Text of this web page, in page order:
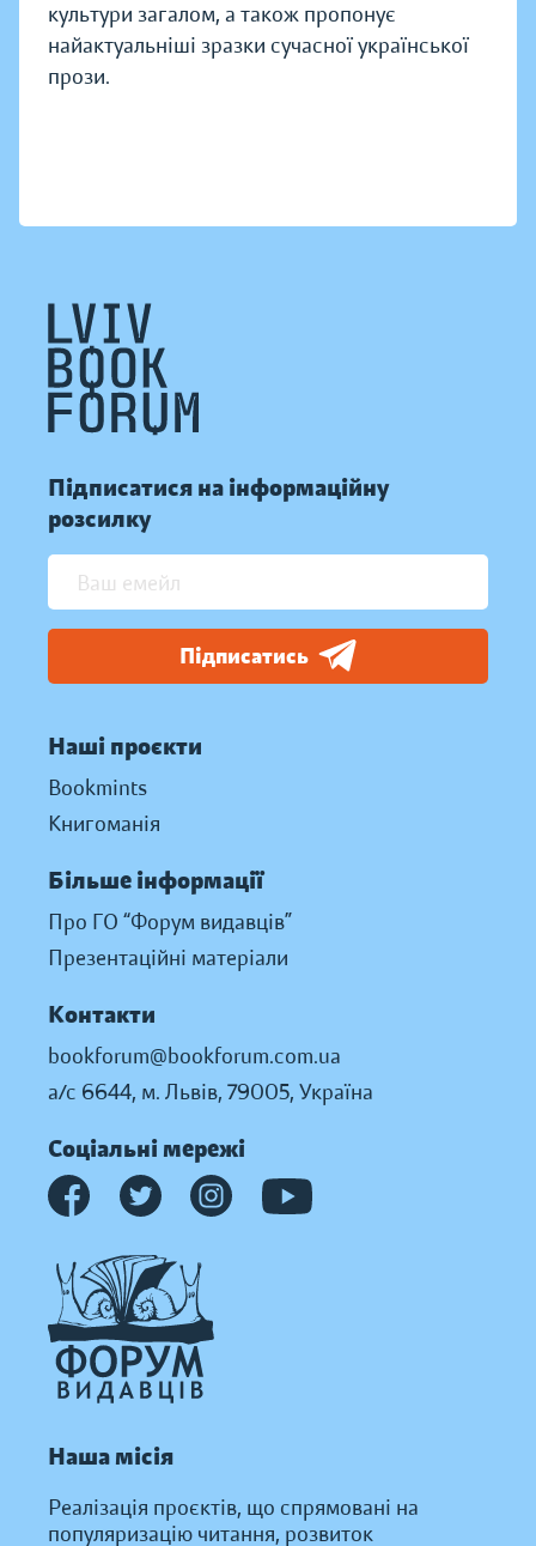
культури загалом, а також пропонує
найактуальніші зразки сучасної української
прози.
Підписатися на інформаційну
розсилку
Підписатись
Наші проєкти
Bookmints
Книгоманія
Більше інформації
Про ГО “Форум видавців”
Презентаційні матеріали
Контакти
bookforum@bookforum.com.ua
а/с 6644, м. Львів, 79005, Україна
Соціальні мережі
Наша місія
Реалізація проєктів, що спрямовані на
популяризацію читання, розвиток